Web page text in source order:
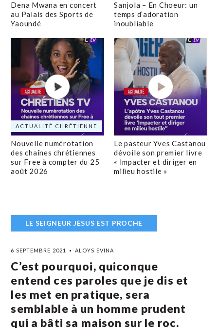
Dena Mwana en concert
au Palais des Sports de
Yaoundé
Sanjola – En Choeur: un
temps d’adoration
inoubliable
ACTUALITÉ CHRÉTIENNE
Nouvelle numérotation
des chaînes chrétiennes
sur Free à compter du 25
août 2026
Le pasteur Yves Castanou
dévoile son premier livre
« Impacter et diriger en
milieu hostile »
LE SEIGNEUR JÉSUS EST PROCHE
6 SEPTEMBRE 2021 ALOYS EVINA
C’est pourquoi, quiconque
entend ces paroles que je dis et
les met en pratique, sera
semblable à un homme prudent
qui a bâti sa maison sur le roc.